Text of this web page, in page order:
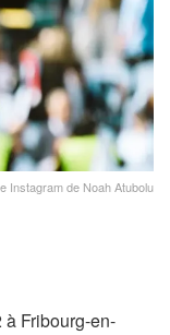
Instagram de Noah Atubolu
Fribourg-en-